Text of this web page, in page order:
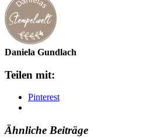
Daniela Gundlach
Teilen mit:
Pinterest
Ähnliche Beiträge